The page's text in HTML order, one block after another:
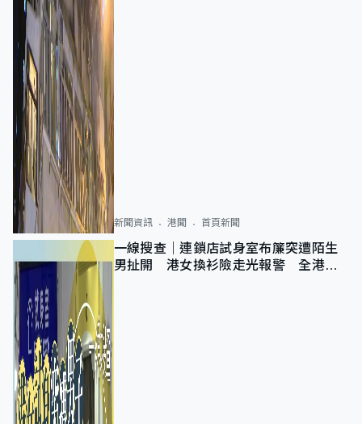
新聞資訊 港聞 首頁新聞
一線搜查｜連鎖店試身室布簾突遭陌生
男扯開 港女換衫險走光報警 全港分